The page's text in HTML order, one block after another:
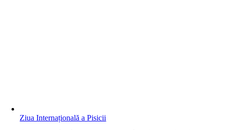
Ziua Internațională a Pisicii